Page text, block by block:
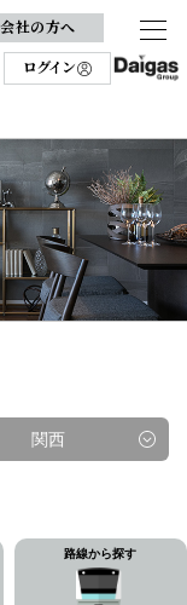
社の方へ
ログイン
関西
路線から探す